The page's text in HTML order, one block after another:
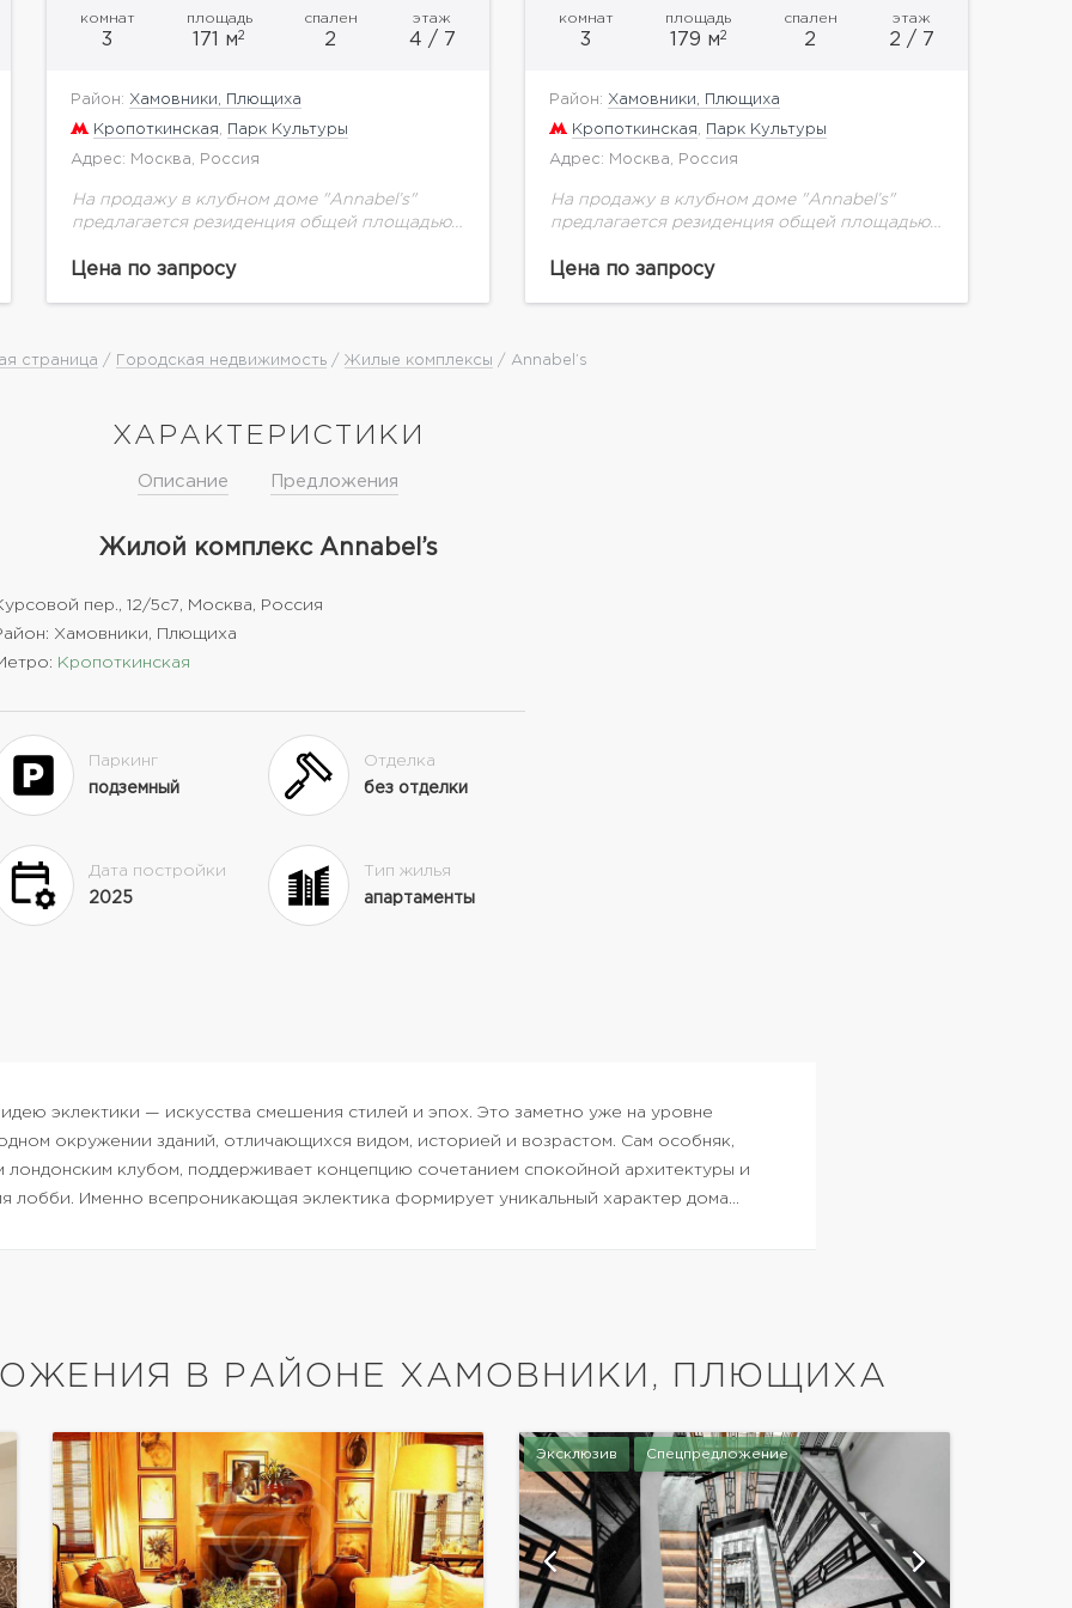
комнат
3
площадь
171 м2
спален
2
этаж
4 / 7
Район: Хамовники, Плющиха
Кропоткинская Парк Культуры
Адрес: Москва, Россия
На продажу в клубном доме "Annabel’s"
предлагается резиденция общей площадью
эклектики — искусства смешения стилей и
Цена по запросу
комнат
3
площадь
179 м2
спален
2
этаж
2 / 7
Район: Хамовники, Плющиха
Кропоткинская Парк Культуры
Адрес: Москва, Россия
На продажу в клубном доме "Annabel’s"
предлагается резиденция общей площадью
эклектики — искусства смешения стилей и
Цена по запросу
страница / Городская недвижимость/ Жилые комплексы / Annabel’s
ХАРАКТЕРИСТИКИ
Описание Предложения
Жилой комплекс Annabel’s
пер., 12/5с7, Москва, Россия
Хамовники, Плющиха
Кропоткинская
Паркинг
подземный
Отделка
без отделки
Дата постройки
2025
Тип жилья
апартаменты
эклектики — искусства смешения стилей и эпох. Это заметно уже на уровне
окружении зданий, отличающихся видом, историей и возрастом. Сам особняк,
лондонским клубом, поддерживает концепцию сочетанием спокойной архитектуры и
лобби. Именно всепроникающая эклектика формирует уникальный характер дома…
В РАЙОНЕ ХАМОВНИКИ, ПЛЮЩИХА
показать ещё 17 фотографий
Эксклюзив Спецпредложение